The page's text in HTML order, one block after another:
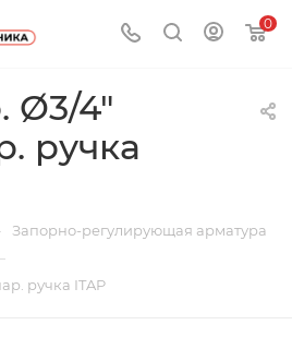
0
Ø3/4"
ручка
Запорно-регулирующая арматура
ручка ITAP